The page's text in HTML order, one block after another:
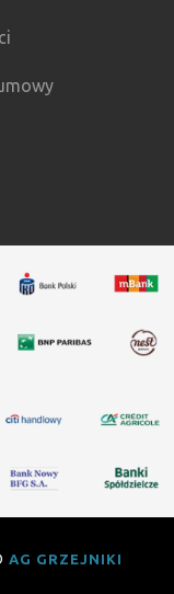
AG GRZEJNIKI